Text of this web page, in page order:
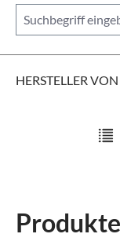
HERSTELLER